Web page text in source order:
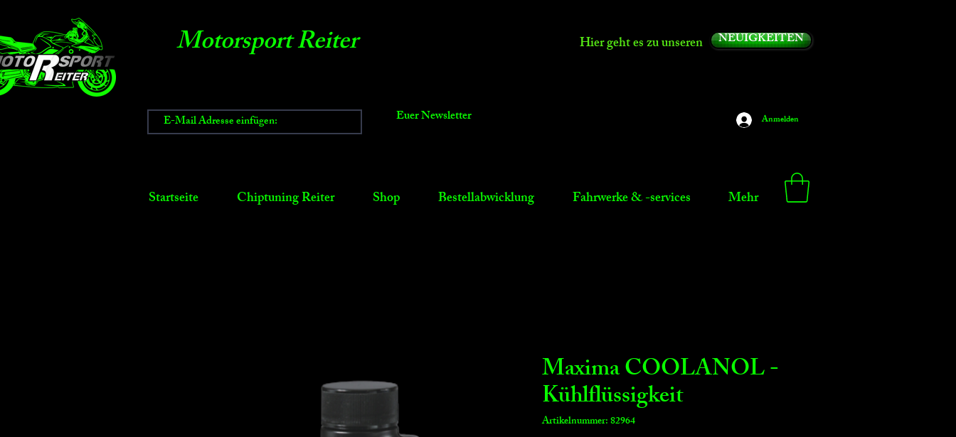
Motorsport Reiter
Euer Newsletter
Hier geht es zu unseren NEUIGKEITEN
Anmelden
Startseite Chiptuning Reiter Shop Bestellabwicklung Fahrwerke & -services Mehr
Maxima COOLANOL -
Kühlflüssigkeit
Artikelnummer: 82964